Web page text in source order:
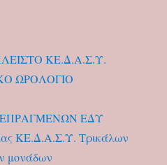
ΚΕ.Δ.Α.Σ.Υ.
ΩΡΟΛΟΓΙΟ
ΕΔΥ
ΚΕ.Δ.Α.Σ.Υ. Τρικάλων
μονάδων